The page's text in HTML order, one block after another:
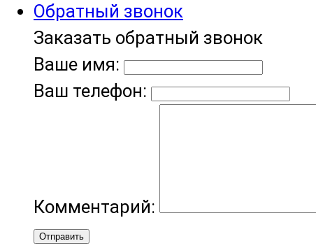
Обратный звонок
Заказать обратный звонок
Ваше имя:
Ваш телефон:
Комментарий:
Отправить